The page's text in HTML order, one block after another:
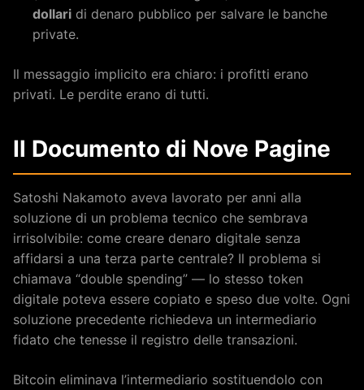
dollari di denaro pubblico per salvare le banche
private.
Il messaggio implicito era chiaro: i profitti erano
privati. Le perdite erano di tutti.
Il Documento di Nove Pagine
Satoshi Nakamoto aveva lavorato per anni alla
soluzione di un problema tecnico che sembrava
irrisolvibile: come creare denaro digitale senza
affidarsi a una terza parte centrale? Il problema si
chiamava “double spending” — lo stesso token
digitale poteva essere copiato e speso due volte. Ogni
soluzione precedente richiedeva un intermediario
fidato che tenesse il registro delle transazioni.
Bitcoin eliminava l’intermediario sostituendolo con